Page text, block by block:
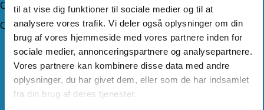
til at vise dig funktioner til sociale medier og til at
analysere vores trafik. Vi deler også oplysninger om din
brug af vores hjemmeside med vores partnere inden for
sociale medier, annonceringspartnere og analysepartnere.
Vores partnere kan kombinere disse data med andre
oplysninger, du har givet dem, eller som de har indsamlet
fra din brug af deres tjenester.
CVR: 33994680
Om Hjemmeudstyr
Om os
Handelsbetingelser
Levering
Kundeservice
Returnering
Privatlivspolitik